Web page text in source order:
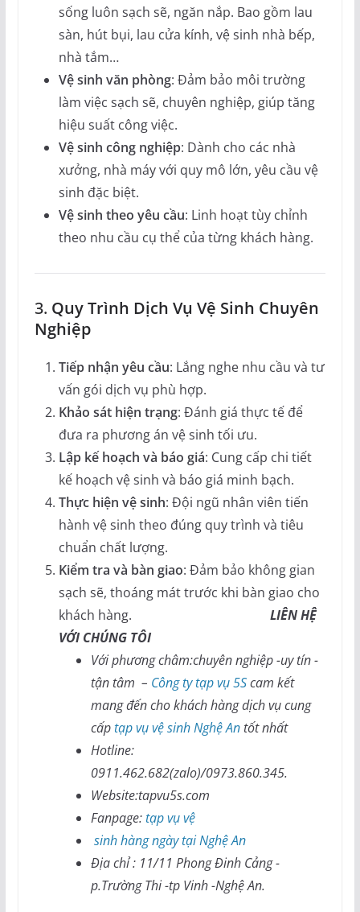
sống luôn sạch sẽ, ngăn nắp. Bao gồm lau
sàn, hút bụi, lau cửa kính, vệ sinh nhà bếp,
nhà tắm…
Vệ sinh văn phòng: Đảm bảo môi trường
làm việc sạch sẽ, chuyên nghiệp, giúp tăng
hiệu suất công việc.
Vệ sinh công nghiệp: Dành cho các nhà
xưởng, nhà máy với quy mô lớn, yêu cầu vệ
sinh đặc biệt.
Vệ sinh theo yêu cầu: Linh hoạt tùy chỉnh
theo nhu cầu cụ thể của từng khách hàng.
3. Quy Trình Dịch Vụ Vệ Sinh Chuyên
Nghiệp
Tiếp nhận yêu cầu: Lắng nghe nhu cầu và tư
vấn gói dịch vụ phù hợp.
Khảo sát hiện trạng: Đánh giá thực tế để
đưa ra phương án vệ sinh tối ưu.
Lập kế hoạch và báo giá: Cung cấp chi tiết
kế hoạch vệ sinh và báo giá minh bạch.
Thực hiện vệ sinh: Đội ngũ nhân viên tiến
hành vệ sinh theo đúng quy trình và tiêu
chuẩn chất lượng.
Kiểm tra và bàn giao: Đảm bảo không gian
sạch sẽ, thoáng mát trước khi bàn giao cho
khách hàng. LIÊN HỆ
VỚI CHÚNG TÔI
Với phương châm:chuyên nghiệp -uy tín -
tận tâm – Công ty tạp vụ 5Scam kết
mang đến cho khách hàng dịch vụ cung
cấptạp vụ vệ sinh Nghệ Antốt nhất
Hotline:
0911.462.682(zalo)/0973.860.345.
Website:tapvu5s.com
Fanpage:tạp vụ vệ
sinh hàng ngày tại Nghệ An
Địa chỉ : 11/11 Phong Đinh Cảng -
p.Trường Thi -tp Vinh -Nghệ An.